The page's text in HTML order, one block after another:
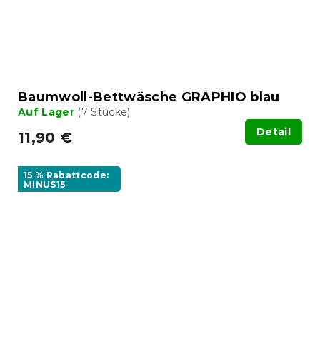
Baumwoll-Bettwäsche GRAPHIO blau
Auf Lager (7 Stücke)
11,90 € Detail
15 % Rabattcode:
MINUS15